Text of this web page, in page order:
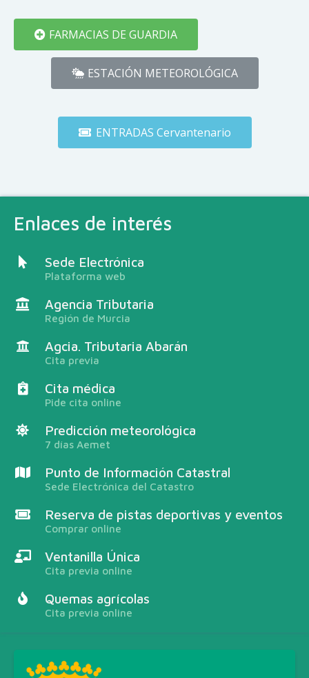
Enlaces de interés
Sede Electrónica
Plataforma web
Agencia Tributaria
Región de Murcia
Agcia. Tributaria Abarán
Cita previa
Cita médica
Pide cita online
Predicción meteorológica
7 días Aemet
Punto de Información Catastral
Sede Electrónica del Catastro
Reserva de pistas deportivas y eventos
Comprar online
Ventanilla Única
Cita previa online
Quemas agrícolas
Cita previa online
FARMACIAS DE GUARDIA
ESTACIÓN METEOROLÓGICA
ENTRADAS Cervantenario